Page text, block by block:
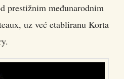
prestižnim međunarodnim
uz već etabliranu Korta